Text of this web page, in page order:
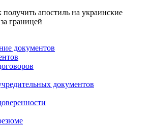
получить апостиль на украинские
границей
документов
документов